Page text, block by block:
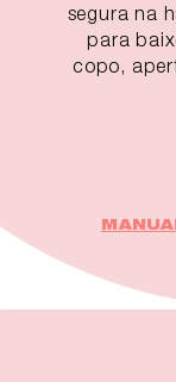
segura na
para
copo,